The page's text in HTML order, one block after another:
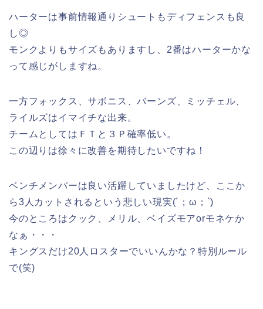
ハーターは事前情報通りシュートもディフェンスも良
し◎
モンクよりもサイズもありますし、2番はハーターかな
って感じがしますね。
一方フォックス、サボニス、バーンズ、ミッチェル、
ライルズはイマイチな出来。
チームとしてはＦＴと３Ｐ確率低い。
この辺りは徐々に改善を期待したいですね！
ベンチメンバーは良い活躍していましたけど、ここか
ら3人カットされるという悲しい現実(´；ω；`)
今のところはクック、メリル、ベイズモアorモネケか
なぁ・・・
キングスだけ20人ロスターでいいんかな？特別ルール
で(笑)